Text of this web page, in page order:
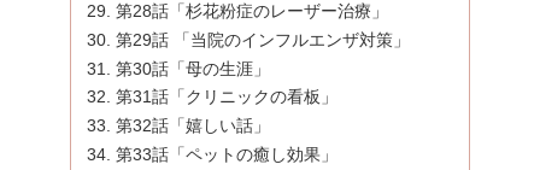
第28話「杉花粉症のレーザー治療」
第29話 「当院のインフルエンザ対策」
第30話「母の生涯」
第31話「クリニックの看板」
第32話「嬉しい話」
第33話「ペットの癒し効果」